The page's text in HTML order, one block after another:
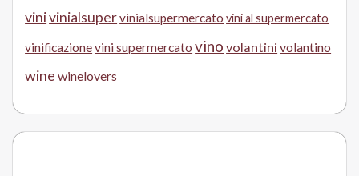
vinivinialsupervinialsupermercato vini al supermercato
vinificazionevini supermercato vino volantini volantino
wine winelovers